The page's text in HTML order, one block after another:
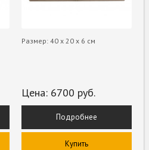
Размер: 40 х 20 х 6 см
Цена: 6700 руб.
Подробнее
Купить